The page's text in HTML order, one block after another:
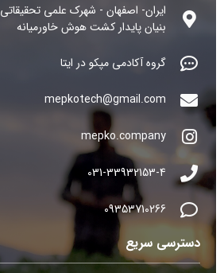
ایران- اصفهان - شهرک علمی
بنیان پایدار کشت هوش خاورمیانه
گروه آکادمی مپکو در ایتا
mepkotech@gmail.com
mepko.company
031-33932153-4
09353710266
دسترسی سریع